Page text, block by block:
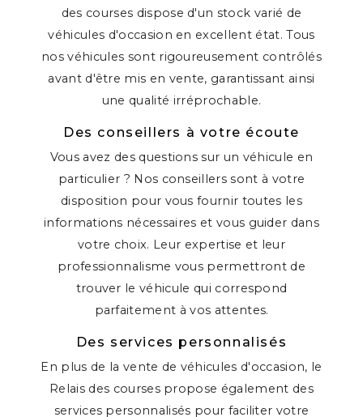
des courses dispose d'un stock varié de
véhicules d'occasion en excellent état. Tous
nos véhicules sont rigoureusement contrôlés
avant d'être mis en vente, garantissant ainsi
une qualité irréprochable.
Des conseillers à votre écoute
Vous avez des questions sur un véhicule en
particulier ? Nos conseillers sont à votre
disposition pour vous fournir toutes les
informations nécessaires et vous guider dans
votre choix. Leur expertise et leur
professionnalisme vous permettront de
trouver le véhicule qui correspond
parfaitement à vos attentes.
Des services personnalisés
En plus de la vente de véhicules d'occasion, le
Relais des courses propose également des
services personnalisés pour faciliter votre